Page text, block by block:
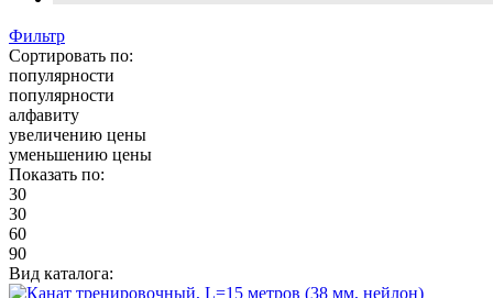
Фильтр
Сортировать по:
популярности
популярности
алфавиту
увеличению цены
уменьшению цены
Показать по:
30
30
60
90
Вид каталога: